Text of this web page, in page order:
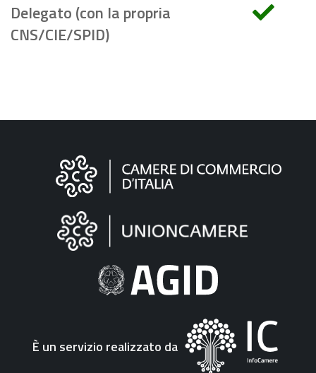
Delegato (con la propria
CNS/CIE/SPID)
Informazioni
"Fattura
Elettronica"
È un servizio realizzato da